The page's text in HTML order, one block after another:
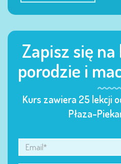
Zapisz się
porodzie i
Kurs zawiera 25 lekcji
Płaza-